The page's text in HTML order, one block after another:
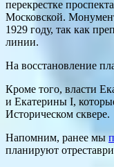
перекрестке
Московской.
1929 году, так как
линии.
На восстановление
Кроме того, власти
и Екатерины I,
Историческом сквере.
Напомним, ранее мы
планируют